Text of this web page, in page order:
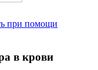
при помощи
в крови